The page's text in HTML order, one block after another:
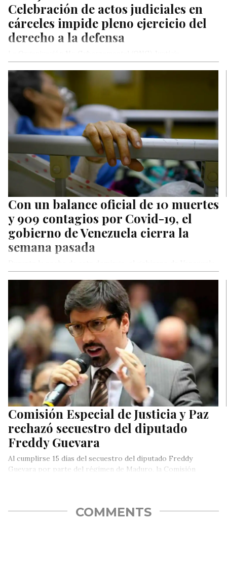
Celebración de actos judiciales en
cárceles impide pleno ejercicio del
derecho a la defensa
Venezolana fijó posición sobre la última actualización del
informe sobre Venezuela de la oficina…
Con un balance oficial de 10 muertes
y 909 contagios por Covid-19, el
gobierno de Venezuela cierra la
semana pasada
ofreció un balance sobre las incidencias del Covid-19 en el…
Comisión Especial de Justicia y Paz
rechazó secuestro del diputado
Freddy Guevara
Al cumplirse 15 días del secuestro del diputado Freddy
Guevara por parte del régimen de Maduro, la Comisión
COMMENTS